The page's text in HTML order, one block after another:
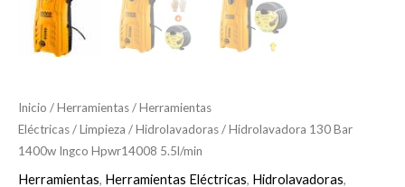
Inicio /Herramientas/Herramientas
Eléctricas/Limpieza /Hidrolavadoras/ Hidrolavadora 130 Bar
1400w Ingco Hpwr14008 5.5l/min
Herramientas, Herramientas Eléctricas, Hidrolavadoras,